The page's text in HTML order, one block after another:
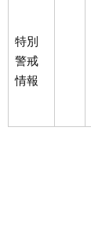
特別
警戒
情報